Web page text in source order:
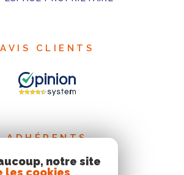
AVIS CLIENTS
ADHÉRENTS
notre site
les cookies